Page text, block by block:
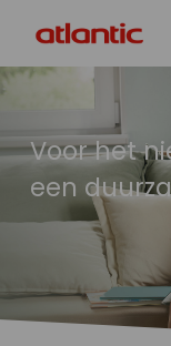
main
content
Voor het
een